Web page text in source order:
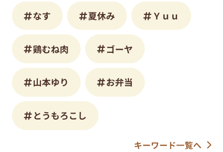
なす 夏休み Ｙｕｕ
鶏むね肉 ゴーヤ
山本ゆり お弁当
とうもろこし
キーワード一覧へ